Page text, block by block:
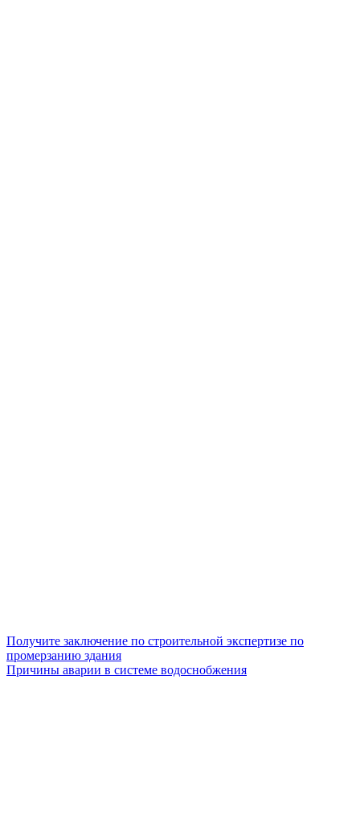
Получите заключение по строительной экспертизе по
промерзанию здания
Причины аварии в системе водоснобжения